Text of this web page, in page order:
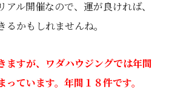
ル開催なので、運が良ければ、
かもしれませんね。
ますが、ワダハウジングでは年間
ています。年間１８件です。